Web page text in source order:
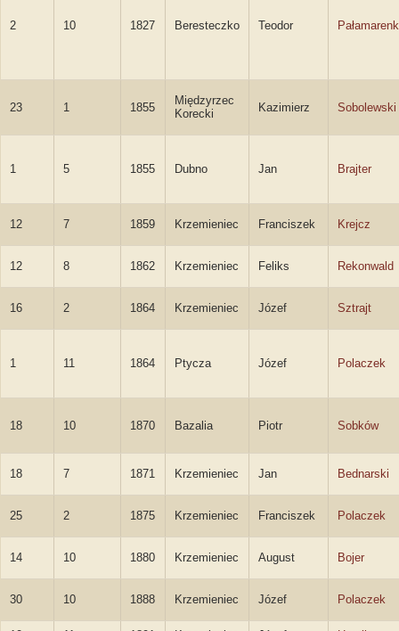
2 10 1827 Beresteczko Teodor
23 1 1855
Międzyrzec
Korecki
Kazimierz Sobolewski
1 5 1855 Dubno Jan Brajter
12 7 1859 Krzemieniec Franciszek Krejcz
12 8 1862 Krzemieniec Feliks Rekonwald
16 2 1864 Krzemieniec Józef Sztrajt
1 11 1864 Ptycza Józef Polaczek
18 10 1870 Bazalia Piotr Sobków
18 7 1871 Krzemieniec Jan Bednarski
25 2 1875 Krzemieniec Franciszek Polaczek
14 10 1880 Krzemieniec August Bojer
30 10 1888 Krzemieniec Józef Polaczek